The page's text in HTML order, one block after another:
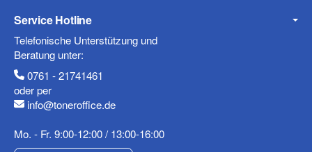
Mobiltelefon
Service Hotline
Telefonische Unterstützung und
Beratung unter:
0761 - 21741461
oder per
info@toneroffice.de
Mo. - Fr. 9:00-12:00 / 13:00-16:00